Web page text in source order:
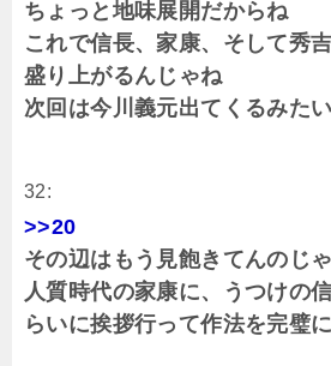
ちょっと地味展開だからね
これで信長、家康、そして秀
盛り上がるんじゃね
次回は今川義元出てくるみた
32:
>>20
その辺はもう見飽きてんのじ
人質時代の家康に、うつけの
らいに挨拶行って作法を完璧